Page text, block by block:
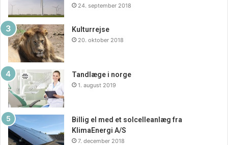
24. september 2018
Kulturrejse
20. oktober 2018
Tandlæge i norge
1. august 2019
Billig el med et solcelleanlæg fra
KlimaEnergi A/S
7. december 2018